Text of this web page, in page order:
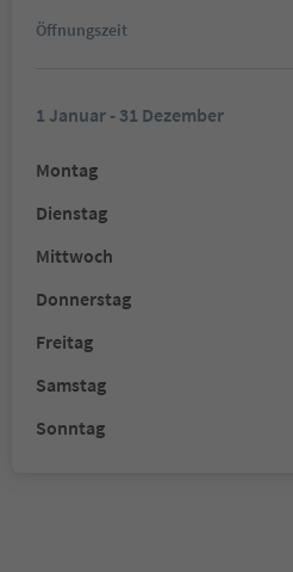
Öffnungszeit
1 Januar - 31 Dezember
Montag
Dienstag
Mittwoch
Donnerstag
Freitag
Samstag
Sonntag